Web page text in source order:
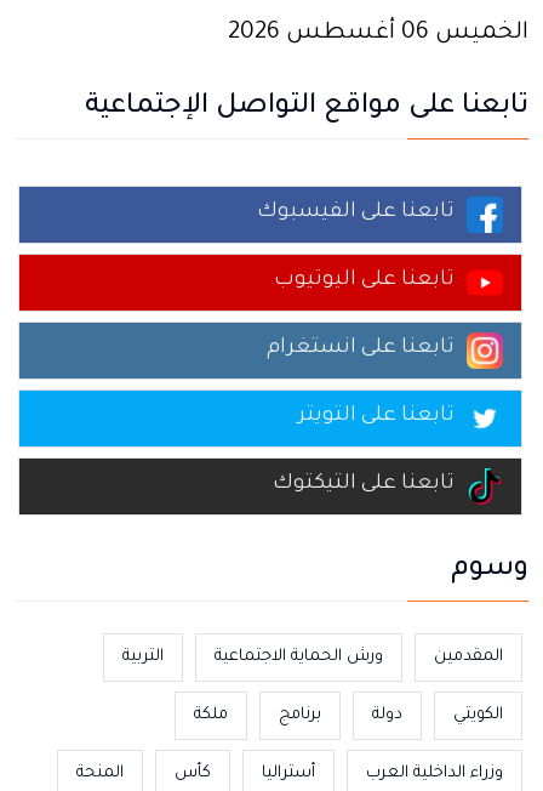
الخميس 06 أغسطس 2026
تابعنا على مواقع التواصل الإجتماعية
تابعنا على الفيسبوك
تابعنا على اليوتيوب
تابعنا على انستغرام
تابعنا على التويتر
تابعنا على التيكتوك
وسوم
المقدمين ورش الحماية الاجتماعية التربية
الكويتي دولة برنامج ملكة
وزراء الداخلية العرب أستراليا كأس المنحة